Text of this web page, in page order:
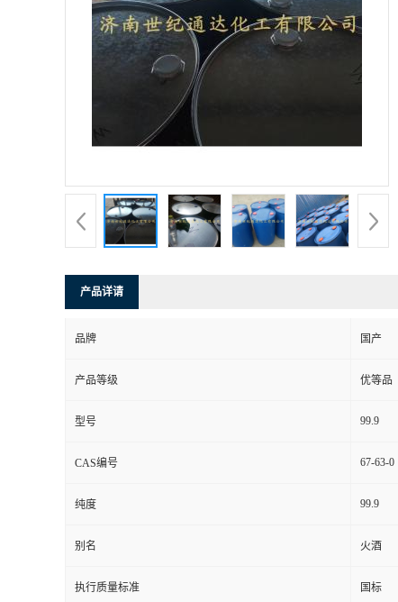
产品详请
品牌 国产
产品等级 优等品
型号 99.9
CAS编号 67-63-0
纯度 99.9
别名 火酒
执行质量标准 国标